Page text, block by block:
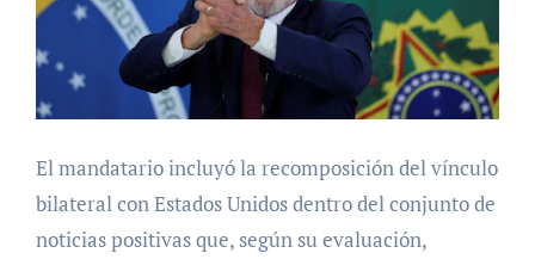
El mandatario incluyó la recomposición del vínculo
bilateral con Estados Unidos dentro del conjunto de
noticias positivas que, según su evaluación,